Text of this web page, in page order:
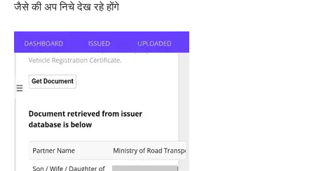
जैसे की अप निचे देख रहे होंगे